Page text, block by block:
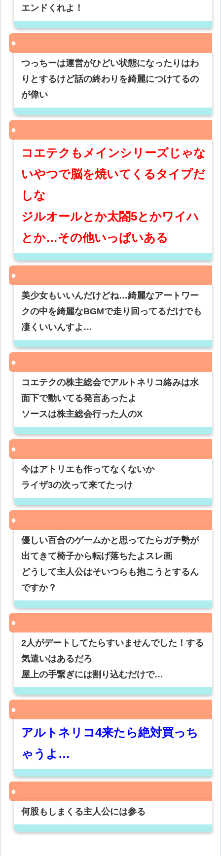
エンドくれよ！
つっちーは運営がひどい状態になったりはわ
りとするけど話の終わりを綺麗につけてるの
が偉い
コエテクもメインシリーズじゃな
いやつで脳を焼いてくるタイプだ
しな
ジルオールとか太閤5とかワイハ
とか…その他いっぱいある
美少女もいいんだけどね…綺麗なアートワー
クの中を綺麗なBGMで走り回ってるだけでも
凄くいいんすよ…
コエテクの株主総会でアルトネリコ絡みは水
面下で動いてる発言あったよ
ソースは株主総会行った人のX
今はアトリエも作ってなくないか
ライザ3の次って来てたっけ
優しい百合のゲームかと思ってたらガチ勢が
出てきて椅子から転げ落ちたよスレ画
どうして主人公はそいつらも抱こうとするん
ですか？
2人がデートしてたらすいませんでした！する
気遣いはあるだろ
屋上の手繋ぎには割り込むだけで…
アルトネリコ4来たら絶対買っち
ゃうよ…
何股もしまくる主人公には参る